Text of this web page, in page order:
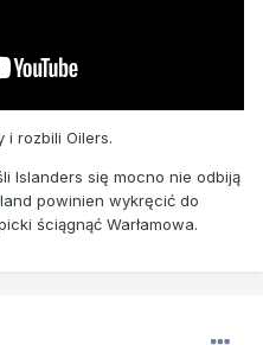
i rozbili Oilers.
Islanders się mocno nie odbiją
powinien wykręcić do
ściągnąć Warłamowa.